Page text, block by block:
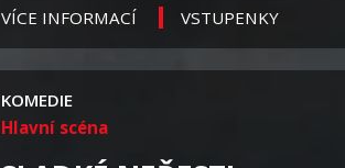
VÍCE INFORMACÍ VSTUPENKY
KOMEDIE
Hlavní scéna